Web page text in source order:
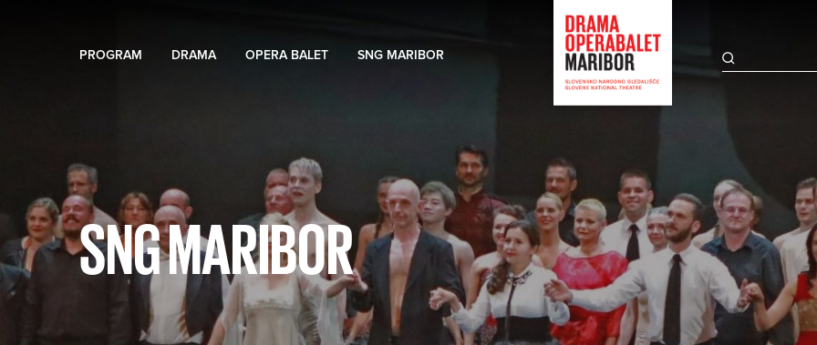
PROGRAM DRAMA OPERA BALET SNG MARIBOR
SNG MARIBOR